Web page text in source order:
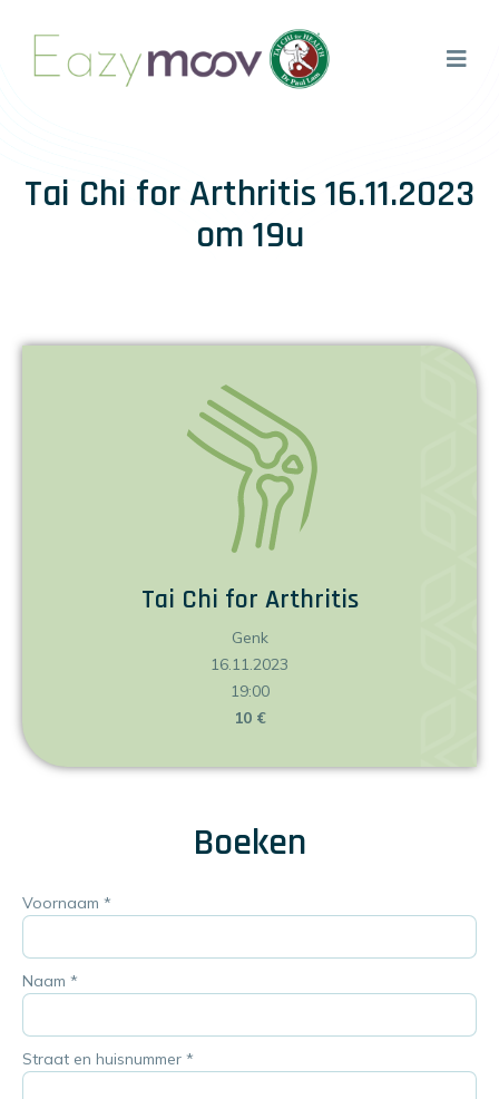
Tai Chi for Arthritis 16.11.2023
om 19u
Tai Chi for Arthritis
Genk
16.11.2023
19:00
10 €
Boeken
Voornaam *
Naam *
Straat en huisnummer *